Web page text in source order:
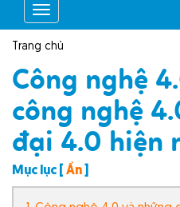
Toggle
navigation
Trang chủ
Công nghệ
công nghệ
đại 4.0 hiện
Mục lục Ẩn